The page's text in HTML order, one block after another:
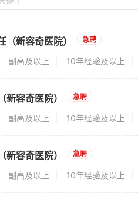
（新容奇医院） 急聘
副高及以上 10年经验及以上
新容奇医院） 急聘
副高及以上 10年经验及以上
新容奇医院） 急聘
副高及以上 10年经验及以上